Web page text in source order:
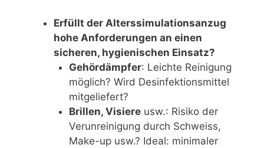
Erfüllt der Alterssimulationsanzug
hohe Anforderungen an einen
sicheren, hygienischen Einsatz?
Gehördämpfer: Leichte Reinigung
möglich? Wird Desinfektionsmittel
mitgeliefert?
Brillen, Visiereusw.: Risiko der
Verunreinigung durch Schweiss,
Make-up usw.? Ideal: minimaler